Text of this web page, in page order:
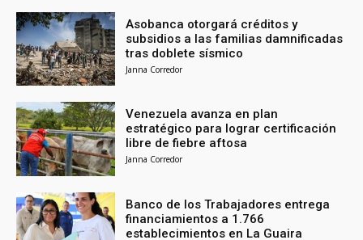
Asobanca otorgará créditos y
subsidios a las familias damnificadas
tras doblete sísmico
Janna Corredor
Venezuela avanza en plan
estratégico para lograr certificación
libre de fiebre aftosa
Janna Corredor
Banco de los Trabajadores entrega
financiamientos a 1.766
establecimientos en La Guaira